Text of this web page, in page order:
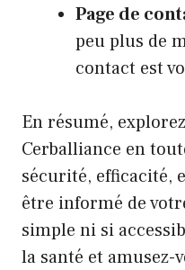
Page de
peu plus de
contact est
En résumé, explorez
Cerballiance en
sécurité, efficacité,
être informé de
simple ni si
la santé et amusez-